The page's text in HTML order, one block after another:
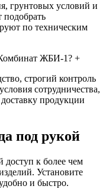
грунтовых условий и
по техническим
ЖБИ-1? +
строгий контроль
сотрудничества,
продукции
под рукой
к более чем
Установите
и быстро.